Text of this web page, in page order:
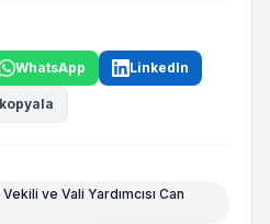
WhatsApp LinkedIn
ve Vali Yardımcısı Can